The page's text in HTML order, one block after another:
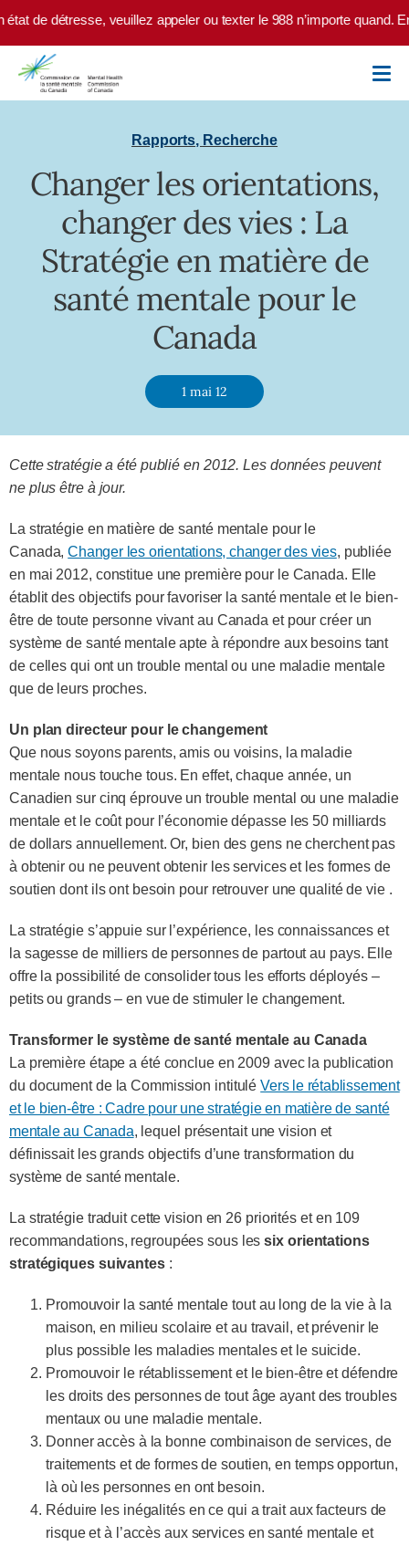
Skip to main content
de détresse, veuillez appeler ou texter le 988 n’importe quand.
Rapports, Recherche
Changer les orientations,
changer des vies : La
Stratégie en matière de
santé mentale pour le
Canada
1 mai 12
Cette stratégie a été publié en 2012. Les données peuvent
ne plus être à jour.
La stratégie en matière de santé mentale pour le
Canada,Changer les orientations, changer des vies, publiée
en mai 2012, constitue une première pour le Canada. Elle
établit des objectifs pour favoriser la santé mentale et le bien-
être de toute personne vivant au Canada et pour créer un
système de santé mentale apte à répondre aux besoins tant
de celles qui ont un trouble mental ou une maladie mentale
que de leurs proches.
Un plan directeur pour le changement
Que nous soyons parents, amis ou voisins, la maladie
mentale nous touche tous. En effet, chaque année, un
Canadien sur cinq éprouve un trouble mental ou une maladie
mentale et le coût pour l’économie dépasse les 50 milliards
de dollars annuellement. Or, bien des gens ne cherchent pas
à obtenir ou ne peuvent obtenir les services et les formes de
soutien dont ils ont besoin pour retrouver une qualité de vie .
La stratégie s’appuie sur l’expérience, les connaissances et
la sagesse de milliers de personnes de partout au pays. Elle
offre la possibilité de consolider tous les efforts déployés –
petits ou grands – en vue de stimuler le changement.
Transformer le système de santé mentale au Canada
La première étape a été conclue en 2009 avec la publication
du document de la Commission intituléVers le rétablissement
et le bien-être : Cadre pour une stratégie en matière de santé
mentale au Canada, lequel présentait une vision et
définissait les grands objectifs d’une transformation du
système de santé mentale.
La stratégie traduit cette vision en 26 priorités et en 109
recommandations, regroupées sous lessix orientations
stratégiques suivantes :
Promouvoir la santé mentale tout au long de la vie à la
maison, en milieu scolaire et au travail, et prévenir le
plus possible les maladies mentales et le suicide.
Promouvoir le rétablissement et le bien-être et défendre
les droits des personnes de tout âge ayant des troubles
mentaux ou une maladie mentale.
Donner accès à la bonne combinaison de services, de
traitements et de formes de soutien, en temps opportun,
là où les personnes en ont besoin.
Réduire les inégalités en ce qui a trait aux facteurs de
risque et à l’accès aux services en santé mentale et